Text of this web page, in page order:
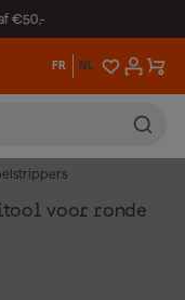
€50,-
FR NL
voor ronde